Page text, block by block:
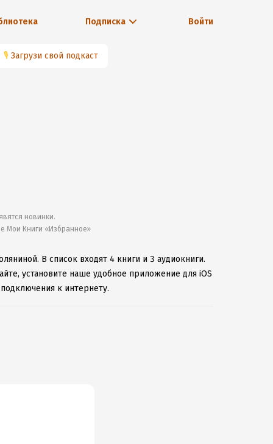
Подписка Войти
🎙 Загрузи свой подкаст
новинки.
Мои Книги «Избранное»
В список входят 4 книги и 3 аудиокниги.
установите наше удобное приложение для iOS
к интернету.